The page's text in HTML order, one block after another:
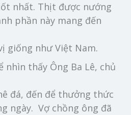
nhất. Thịt được nướng
phần này mang đến
giống như Việt Nam.
nhìn thấy Ông Ba Lê, chủ
đá, đến để thưởng thức
ngày. Vợ chồng ông đã